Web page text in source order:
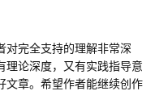
对完全支持的理解非常深
理论深度，又有实践指导意
文章。希望作者能继续创作